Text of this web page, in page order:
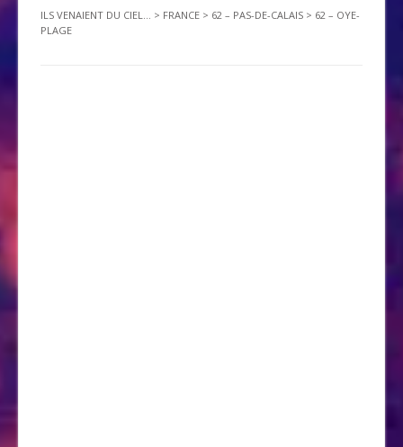
ILS VENAIENT DU CIEL... > FRANCE > 62 – PAS-DE-CALAIS > 62 – OYE-
PLAGE